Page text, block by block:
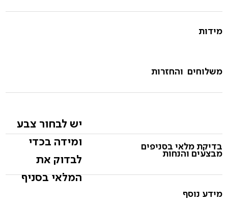
מידות
משלוחים והחזרות
יש לבחור צבע
ומידה בכדי
לבדוק את
המלאי בסניף
בדיקת מלאי בסניפים
מבצעים והנחות
מידע נוסף